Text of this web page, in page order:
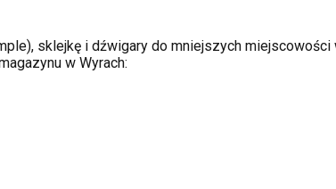
sklejkę i dźwigary do mniejszych
w Wyrach: